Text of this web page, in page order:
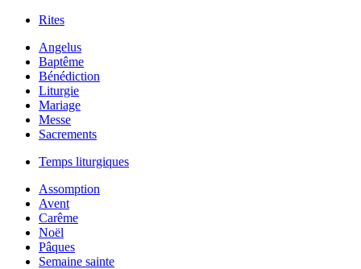
Rites
Angelus
Baptême
Bénédiction
Liturgie
Mariage
Messe
Sacrements
Temps liturgiques
Assomption
Avent
Carême
Noël
Pâques
Semaine sainte